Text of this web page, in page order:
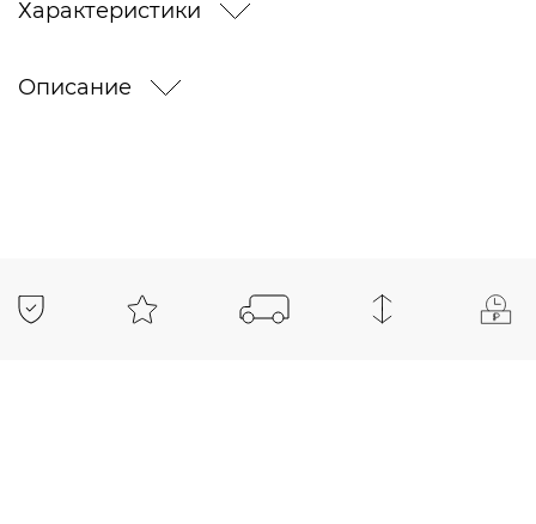
Характеристики
Описание